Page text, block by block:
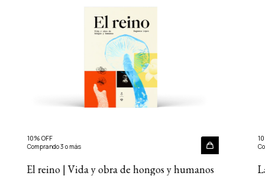
10% OFF
Comprando 3 o más
El reino | Vida y obra de hongos y humanos